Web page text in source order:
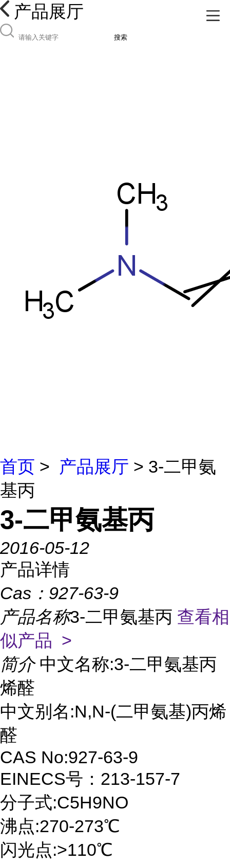
产品展厅
搜索
首页 > 产品展厅 > 3-二甲氨
基丙
3-二甲氨基丙
2016-05-12
产品详情
Cas： 927-63-9
产品名称3-二甲氨基丙 查看相
似产品 >
简介 中文名称:3-二甲氨基丙
烯醛
中文别名:N,N-(二甲氨基)丙烯
醛
CAS No:927-63-9
EINECS号：213-157-7
分子式:C5H9NO
沸点:270-273℃
闪光点:>110℃